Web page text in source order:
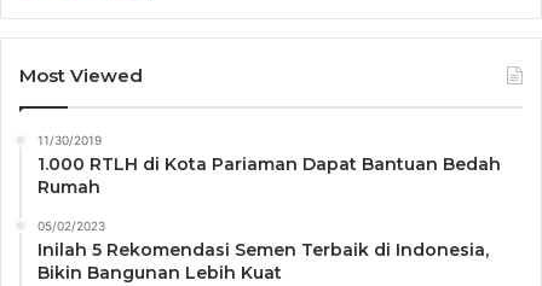
Most Viewed
11/30/2019
1.000 RTLH di Kota Pariaman Dapat Bantuan Bedah
Rumah
05/02/2023
Inilah 5 Rekomendasi Semen Terbaik di Indonesia,
Bikin Bangunan Lebih Kuat